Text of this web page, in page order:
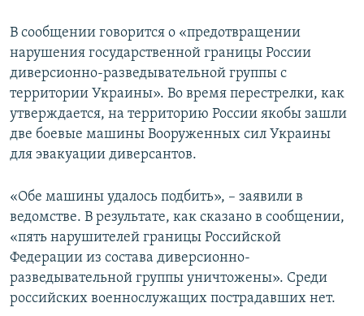
В сообщении говорится о «предотвращении
нарушения государственной границы России
диверсионно-разведывательной группы с
территории Украины». Во время перестрелки, как
утверждается, на территорию России якобы зашли
две боевые машины Вооруженных сил Украины
для эвакуации диверсантов.
«Обе машины удалось подбить», – заявили в
ведомстве. В результате, как сказано в сообщении,
«пять нарушителей границы Российской
Федерации из состава диверсионно-
разведывательной группы уничтожены». Среди
российских военнослужащих пострадавших нет.